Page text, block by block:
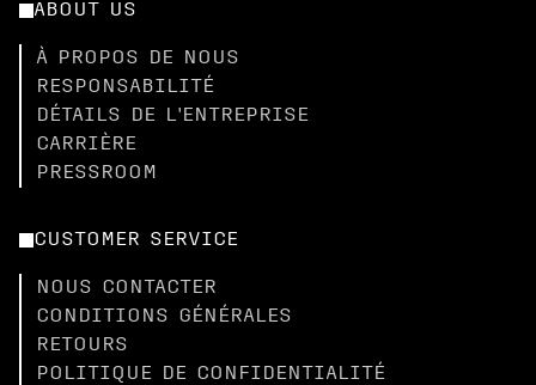
ABOUT US
À PROPOS DE NOUS
RESPONSABILITÉ
DÉTAILS DE L'ENTREPRISE
CARRIÈRE
PRESSROOM
CUSTOMER SERVICE
NOUS CONTACTER
CONDITIONS GÉNÉRALES
RETOURS
POLITIQUE DE CONFIDENTIALITÉ